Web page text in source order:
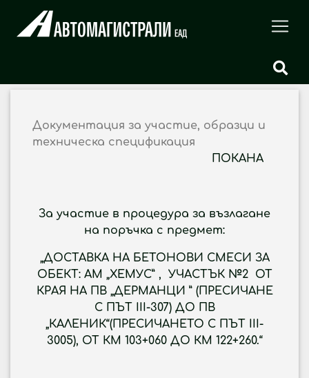
Документация за участие, образци и
техническа спецификация
ПОКАНА
За участие в процедура за възлагане
на поръчка с предмет:
„ДОСТАВКА НА БЕТОНОВИ СМЕСИ ЗА
ОБЕКТ: АМ „ХЕМУС” , УЧАСТЪК №2 ОТ
КРАЯ НА ПВ „ДЕРМАНЦИ ” (ПРЕСИЧАНЕ
С ПЪТ III-307) ДО ПВ
„КАЛЕНИК“(ПРЕСИЧАНЕТО С ПЪТ III-
3005), ОТ КМ 103+060 ДО КМ 122+260.“